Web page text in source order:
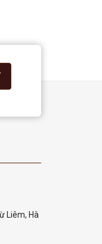
Liêm, Hà